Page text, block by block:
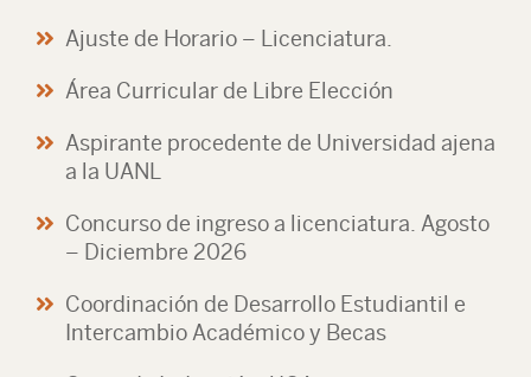
Ajuste de Horario – Licenciatura.
Área Curricular de Libre Elección
Aspirante procedente de Universidad ajena
a la UANL
Concurso de ingreso a licenciatura. Agosto
– Diciembre 2026
Coordinación de Desarrollo Estudiantil e
Intercambio Académico y Becas